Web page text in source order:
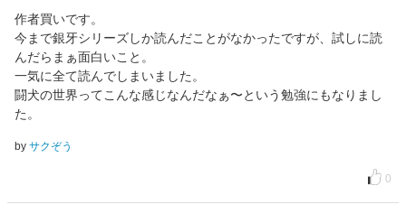
作者買いです。
今まで銀牙シリーズしか読んだことがなかったですが、試しに読
んだらまぁ面白いこと。
一気に全て読んでしまいました。
闘犬の世界ってこんな感じなんだなぁ〜という勉強にもなりまし
た。
by サクぞう
0